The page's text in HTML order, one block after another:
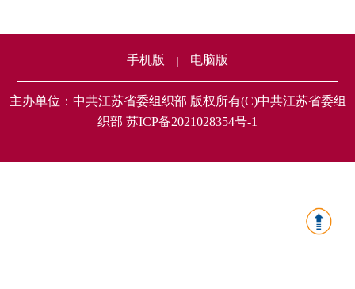
手机版 电脑版
主办单位：中共江苏省委组织部 版权所有(C)中共江苏省委组
织部 苏ICP备2021028354号-1